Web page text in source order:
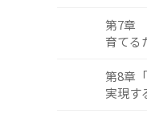
第7章
育てる
第8章
実現す